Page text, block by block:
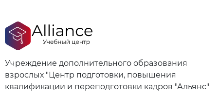
Учреждение дополнительного образования
взрослых "Центр подготовки, повышения
квалификации и переподготовки кадров "Альянс"